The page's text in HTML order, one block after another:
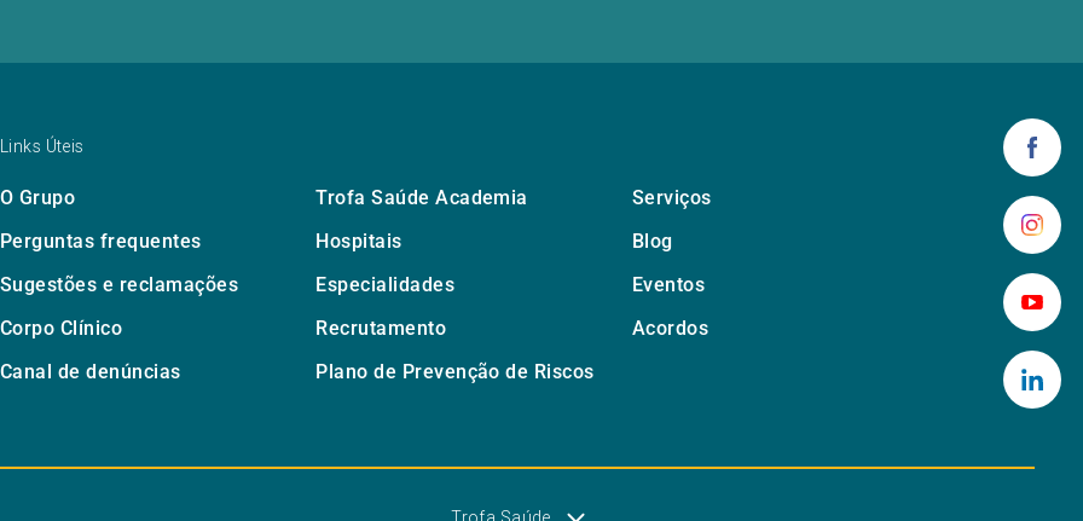
Links Úteis
O Grupo Trofa Saúde Academia
Serviços
Perguntas frequentes
Hospitais
Blog
Sugestões e reclamações
Especialidades
Eventos
Corpo Clínico
Recrutamento
Acordos
Canal de denúncias
Plano de Prevenção de Riscos